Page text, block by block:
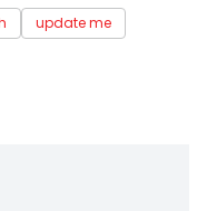
update me